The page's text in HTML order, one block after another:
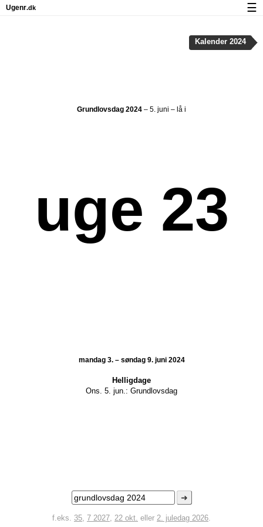
Grundlovsdag 2024 – 5. juni – lå i
uge 23
mandag 3. – søndag 9. juni 2024
Helligdage
Ons. 5. jun.: Grundlovsdag
➜
f.eks. 35, 7 2027, 22 okt. eller 2. juledag 2026.
Kalender 2024
Ugenr.dk
Privatliv og cookies
☰